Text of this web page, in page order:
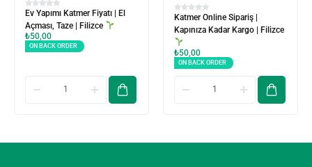
Ev Yapımı Katmer Fiyatı | El
Açması, Taze | Filizce
₺50,00
ON BACK ORDER
Katmer Online Sipariş |
Kapınıza Kadar Kargo | Filizce
₺50,00
ON BACK ORDER